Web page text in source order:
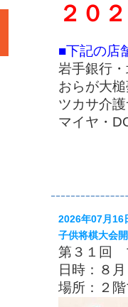
２０
■下記の店
岩手銀行
おらが大
ツカサ介
マイヤ・
2026年07月16
子供将棋大会
第３１回
日時：８
場所：２